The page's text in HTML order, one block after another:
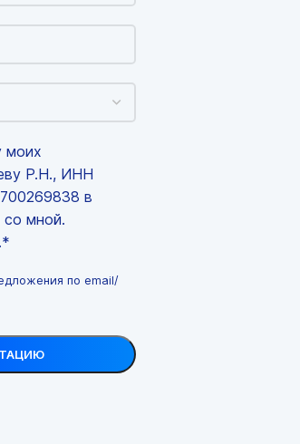
моих
Р.Н., ИНН
в
со мной.
.*
по email/